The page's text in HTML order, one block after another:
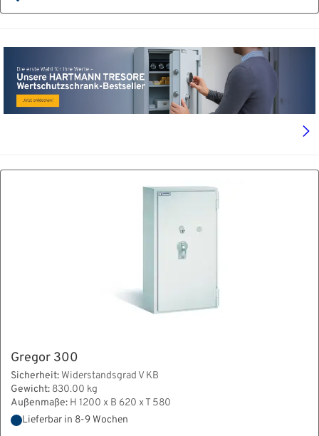
Gregor 300
Sicherheit: Widerstandsgrad V KB
Gewicht: 830.00 kg
Außenmaße: H 1200 x B 620 x T 580
Lieferbar in 8-9 Wochen